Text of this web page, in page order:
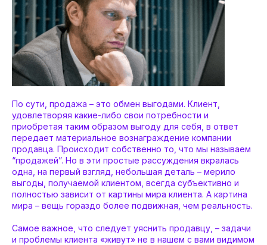
По сути, продажа – это обмен выгодами. Клиент,
удовлетворяя какие-либо свои потребности и
приобретая таким образом выгоду для себя, в ответ
передает материальное вознаграждение компании
продавца. Происходит собственно то, что мы называем
“продажей”. Но в эти простые рассуждения вкралась
одна, на первый взгляд, небольшая деталь – мерило
выгоды, получаемой клиентом, всегда субъективно и
полностью зависит от картины мира клиента. А картина
мира – вещь гораздо более подвижная, чем реальность.
Самое важное, что следует уяснить продавцу, – задачи
и проблемы клиента «живут» не в нашем с вами видимом